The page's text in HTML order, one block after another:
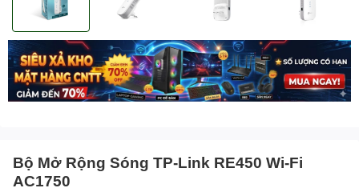
Bộ Mở Rộng Sóng TP-Link RE450 Wi-Fi
AC1750